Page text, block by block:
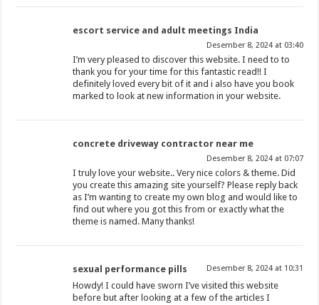
escort service and adult meetings India
Desember 8, 2024 at 03:40
I’m very pleased to discover this website. I need to to
thank you for your time for this fantastic read!! I
definitely loved every bit of it and i also have you book
marked to look at new information in your website.
concrete driveway contractor near me
Desember 8, 2024 at 07:07
I truly love your website.. Very nice colors & theme. Did
you create this amazing site yourself? Please reply back
as I’m wanting to create my own blog and would like to
find out where you got this from or exactly what the
theme is named. Many thanks!
sexual performance pills Desember 8, 2024 at 10:31
Howdy! I could have sworn I’ve visited this website
before but after looking at a few of the articles I